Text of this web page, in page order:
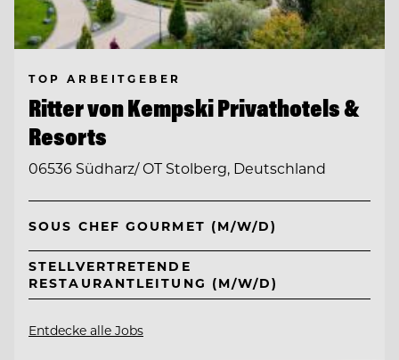
TOP ARBEITGEBER
Ritter von Kempski Privathotels &
Resorts
06536 Südharz/ OT Stolberg, Deutschland
SOUS CHEF GOURMET (M/W/D)
STELLVERTRETENDE
RESTAURANTLEITUNG (M/W/D)
Entdecke alle Jobs